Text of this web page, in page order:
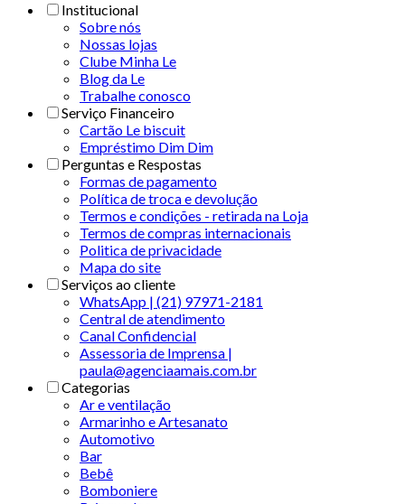
Institucional
Sobre nós
Nossas lojas
Clube Minha Le
Blog da Le
Trabalhe conosco
Serviço Financeiro
Cartão Le biscuit
Empréstimo Dim Dim
Perguntas e Respostas
Formas de pagamento
Política de troca e devolução
Termos e condições - retirada na Loja
Termos de compras internacionais
Politica de privacidade
Mapa do site
Serviços ao cliente
WhatsApp | (21) 97971-2181
Central de atendimento
Canal Confidencial
Assessoria de Imprensa |
paula@agenciaamais.com.br
Categorias
Ar e ventilação
Armarinho e Artesanato
Automotivo
Bar
Bebê
Bomboniere